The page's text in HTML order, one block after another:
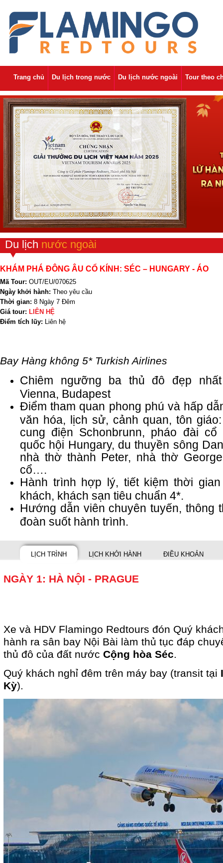
Trang chủ Du lịch trong nước Du lịch nước ngoài Tour theo
Du lịch nước ngoài
KHÁM PHÁ ĐÔNG ÂU CỔ KÍNH: SÉC – HUNGARY - ÁO
Mã Tour: OUT/EU/070625
Ngày khởi hành: Theo yêu cầu
Thời gian: 8 Ngày 7 Đêm
Giá tour: LIÊN HỆ
Điểm tích lũy: Liên hệ
Bay Hàng không 5* Turkish Airlines
Chiêm ngưỡng ba thủ đô đẹp
Vienna, Budapest
Điểm tham quan phong phú và hấp
văn hóa, lịch sử, cảnh quan, tôn
cung điện Schonbrunn, pháo đài cổ
quốc hội Hungary, du thuyền sông
nhà thờ thành Peter, nhà thờ
cổ….
Hành trình hợp lý, tiết kiệm thời
khách, khách sạn tiêu chuẩn 4*.
Hướng dẫn viên chuyên tuyến, thông
đoàn suốt hành trình.
LỊCH TRÌNH LỊCH KHỞI HÀNH ĐIỀU KHOẢN
NGÀY 1: HÀ NỘI - PRAGUE
Xe và HDV Flamingo Redtours đón Quý
hành ra sân bay Nội Bài làm thủ tục đáp
thủ đô của đất nước Cộng hòa Séc.
Quý khách nghỉ đêm trên máy bay (transit tại
Kỳ).